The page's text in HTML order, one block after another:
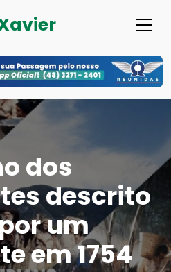
dos
descrito
um
em 1754